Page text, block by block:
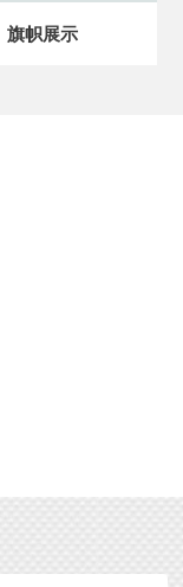
旗帜展示